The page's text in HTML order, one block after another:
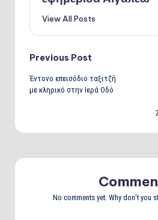
View All Posts
Post
navigation
Previous Post
Έντονο επεισόδιο ταξιτζή
με κληρικό στην Ιερά Οδό
No comments yet. Why don’t you